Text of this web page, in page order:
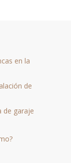
en la
de
de garaje